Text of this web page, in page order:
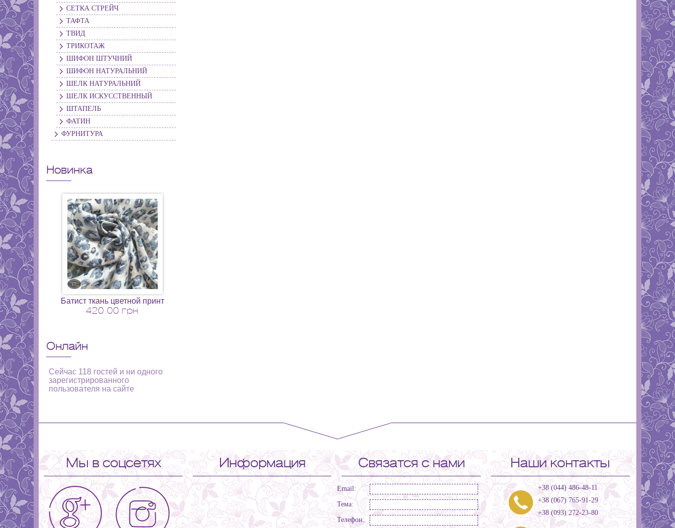
СЕТКА СТРЕЙЧ
ТАФТА
ТВИД
ТРИКОТАЖ
ШИФОН ШТУЧНИЙ
ШИФОН НАТУРАЛЬНИЙ
ШЕЛК НАТУРАЛЬНИЙ
ШЕЛК ИСКУССТВЕННЫЙ
ШТАПЕЛЬ
ФАТИН
ФУРНИТУРА
Новинка
Батист ткань цветной принт
420.00 грн
Онлайн
Сейчас 118 гостей и ни одного
зарегистрированного
пользователя на сайте
Мы в соцсетях Информация Связатся с нами
Email:
Тема:
Телефон:
Наши контакты
+38 (044) 486-48-11
+38 (067) 765-91-29
+38 (093) 272-23-80